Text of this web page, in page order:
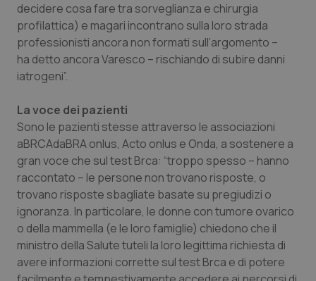
decidere cosa fare tra sorveglianza e chirurgia
profilattica) e magari incontrano sulla loro strada
professionisti ancora non formati sull’argomento –
ha detto ancora Varesco – rischiando di subire danni
iatrogeni”.
La voce dei pazienti
Sono le pazienti stesse attraverso le associazioni
aBRCAdaBRA onlus, Acto onlus e Onda, a sostenere a
gran voce che sul test Brca: “troppo spesso – hanno
raccontato – le persone non trovano risposte, o
trovano risposte sbagliate basate su pregiudizi o
ignoranza. In particolare, le donne con tumore ovarico
o della mammella (e le loro famiglie) chiedono che il
ministro della Salute tuteli la loro legittima richiesta di
avere informazioni corrette sul test Brca e di potere